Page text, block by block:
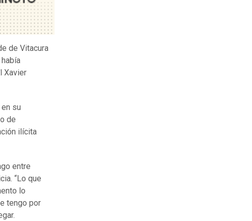
de Vitacura
Xavier
su
de
ilícita
entre
“Lo que
lo
tengo por